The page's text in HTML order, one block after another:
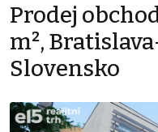
Prodej
m²,
Slovensko